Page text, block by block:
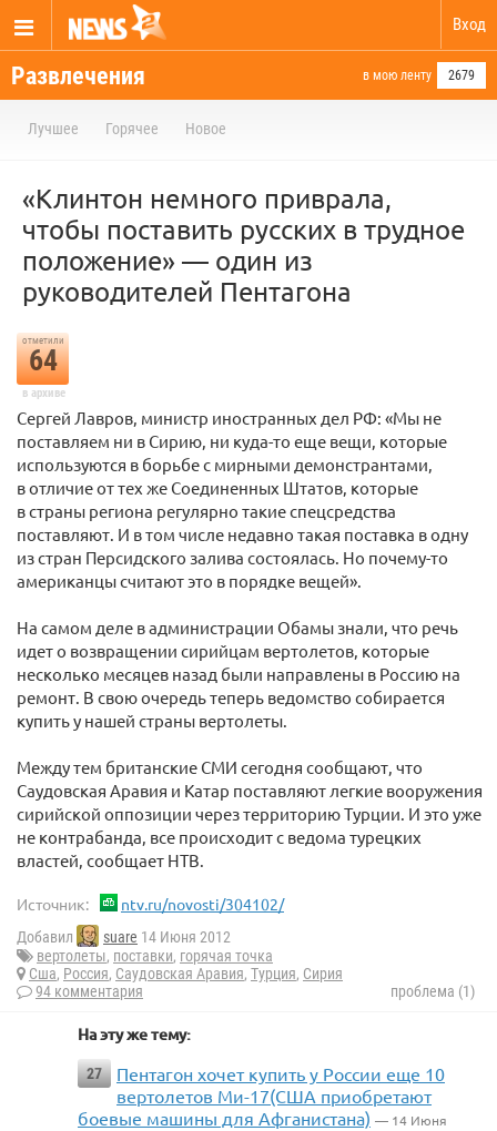
Вход
Развлечения в мою ленту 2679
Лучшее Горячее Новое
«Клинтон немного приврала,
чтобы поставить русских в трудное
положение» — один из
руководителей Пентагона
отметили
64
в архиве
Сергей Лавров, министр иностранных дел РФ: «Мы не
поставляем ни в Сирию, ни куда-то еще вещи, которые
используются в борьбе с мирными демонстрантами,
в отличие от тех же Соединенных Штатов, которые
в страны региона регулярно такие спецсредства
поставляют. И в том числе недавно такая поставка в одну
из стран Персидского залива состоялась. Но почему-то
американцы считают это в порядке вещей».
На самом деле в администрации Обамы знали, что речь
идет о возвращении сирийцам вертолетов, которые
несколько месяцев назад были направлены в Россию на
ремонт. В свою очередь теперь ведомство собирается
купить у нашей страны вертолеты.
Между тем британские СМИ сегодня сообщают, что
Саудовская Аравия и Катар поставляют легкие вооружения
сирийской оппозиции через территорию Турции. И это уже
не контрабанда, все происходит с ведома турецких
властей, сообщает НТВ.
Источник: ntv.ru/novosti/304102/
Добавил suare 14 Июня 2012
вертолеты, поставки, горячая точка
Сша, Россия, Саудовская Аравия, Турция, Сирия
94 комментария
проблема (1)
На эту же тему:
27
Пентагон хочет купить у России еще 10
вертолетов Ми-17(США приобретают
боевые машины для Афганистана) — 14 Июня